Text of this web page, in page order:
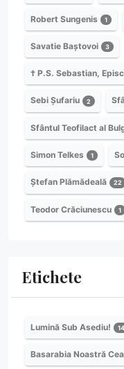
Robert Sungenis 1
Savatie Baștovoi 3
† P.S. Sebastian,
Sebi Șufariu 2
Sfântul Teofilact al
Simon Telkes 1
Ștefan Plămădeală 22
Teodor Crăciunescu 1
Etichete
Lumină Sub Asediu!
Basarabia Noastră